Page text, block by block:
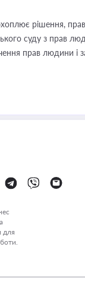
рішення,
суду з прав
прав людини і
для